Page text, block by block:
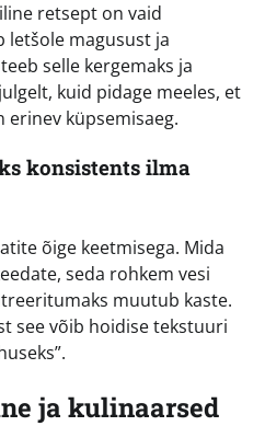
retsept on vaid
letšole magusust ja
selle kergemaks ja
kuid pidage meeles, et
erinev küpsemisaeg.
konsistents ilma
õige keetmisega. Mida
seda rohkem vesi
muutub kaste.
see võib hoidise tekstuuri
ja kulinaarsed